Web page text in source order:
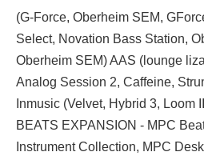
(G-Force, Oberheim SEM,
Select, Novation Bass Station,
Oberheim SEM) AAS (lounge
Analog Session 2, Caffeine,
Inmusic (Velvet, Hybrid 3, Loom
BEATS EXPANSION - MPC
Instrument Collection, MPC